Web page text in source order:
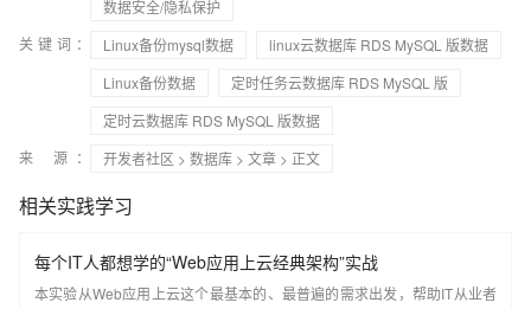
数据安全/隐私保护
关键词：
Linux备份mysql数据
linux云数据库 RDS MySQL 版数据
Linux备份数据
定时任务云数据库 RDS MySQL 版
定时云数据库 RDS MySQL 版数据
来 源：
开发者社区 > 数据库 > 文章 > 正文
相关实践学习
每个IT人都想学的“Web应用上云经典架构”实战
本实验从Web应用上云这个最基本的、最普遍的需求出发，帮助IT从业者